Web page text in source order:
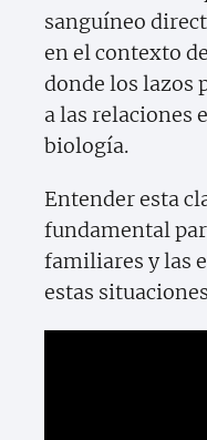
sanguíneo
en el contexto
donde los lazos
a las relaciones
biología.
Entender esta
fundamental
familiares y las
estas